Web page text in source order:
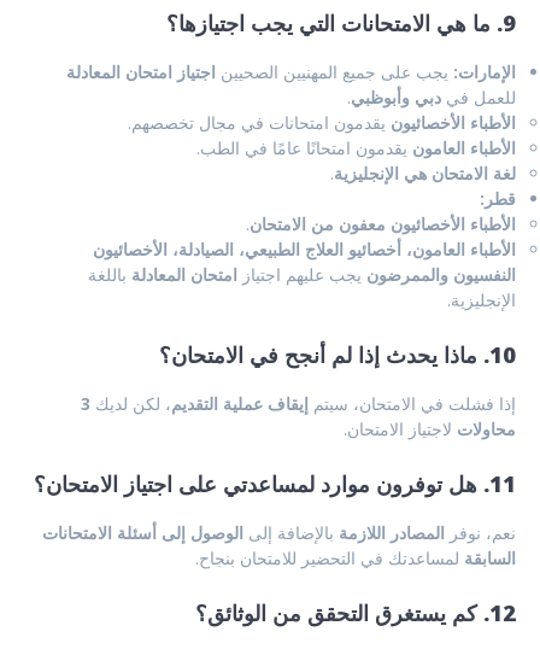
9. ما هي الامتحانات التي يجب اجتيازها؟
الإمارات: يجب على جميع المهنيين الصحيين اجتياز امتحان المعادلة
للعمل في دبي وأبوظبي.
الأطباء الأخصائيون يقدمون امتحانات في مجال تخصصهم.
الأطباء العامون يقدمون امتحانًا عامًا في الطب.
لغة الامتحان هي الإنجليزية.
قطر:
الأطباء الأخصائيون معفون من الامتحان.
الأطباء العامون، أخصائيو العلاج الطبيعي، الصيادلة، الأخصائيون
النفسيون والممرضون يجب عليهم اجتياز امتحان المعادلة باللغة
الإنجليزية.
10. ماذا يحدث إذا لم أنجح في الامتحان؟
إذا فشلت في الامتحان، سيتم إيقاف عملية التقديم، لكن لديك 3
محاولات لاجتياز الامتحان.
11. هل توفرون موارد لمساعدتي على اجتياز الامتحان؟
نعم، نوفر المصادر اللازمة بالإضافة إلى الوصول إلى أسئلة الامتحانات
السابقة لمساعدتك في التحضير للامتحان بنجاح.
12. كم يستغرق التحقق من الوثائق؟